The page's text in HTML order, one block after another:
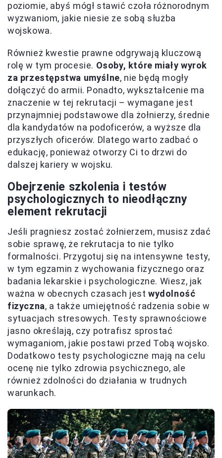
poziomie, abyś mógł stawić czoła różnorodnym
wyzwaniom, jakie niesie ze sobą służba
wojskowa.
Również kwestie prawne odgrywają kluczową
rolę w tym procesie. Osoby, które miały wyrok
za przestępstwa umyślne, nie będą mogły
dołączyć do armii. Ponadto, wykształcenie ma
znaczenie w tej rekrutacji – wymagane jest
przynajmniej podstawowe dla żołnierzy, średnie
dla kandydatów na podoficerów, a wyższe dla
przyszłych oficerów. Dlatego warto zadbać o
edukację, ponieważ otworzy Ci to drzwi do
dalszej kariery w wojsku.
Obejrzenie szkolenia i testów
psychologicznych to nieodłączny
element rekrutacji
Jeśli pragniesz zostać żołnierzem, musisz zdać
sobie sprawę, że rekrutacja to nie tylko
formalności. Przygotuj się na intensywne testy,
w tym egzamin z wychowania fizycznego oraz
badania lekarskie i psychologiczne. Wiesz, jak
ważna w obecnych czasach jestwydolność
fizyczna, a także umiejętność radzenia sobie w
sytuacjach stresowych. Testy sprawnościowe
jasno określają, czy potrafisz sprostać
wymaganiom, jakie postawi przed Tobą wojsko.
Dodatkowo testy psychologiczne mają na celu
ocenę nie tylko zdrowia psychicznego, ale
również zdolności do działania w trudnych
warunkach.